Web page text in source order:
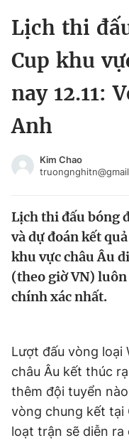
Chuyên mục
Chào ngày mới
Tin thị trường
Sản phẩm khác
Tiện ích
Đọc Thanh Niên
Đổi mật khẩu
Tin đã lưu
Tin đã xem
Đăng xuất
Lịch thi
Cup khu
nay 12.11:
Anh
Kim Chao
Lịch thi đấu bóng
và dự đoán kết
khu vực châu Âu
(theo giờ VN)
chính xác nhất.
Lượt đấu vòng loại
châu Âu kết thúc
thêm đội tuyển
vòng chung kết tại
loạt trận sẽ diễn ra